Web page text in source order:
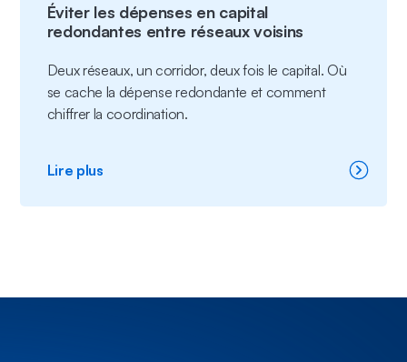
Éviter les dépenses en capital
redondantes entre réseaux voisins
Deux réseaux, un corridor, deux fois le capital. Où
se cache la dépense redondante et comment
chiffrer la coordination.
Lire plus:
les
entre